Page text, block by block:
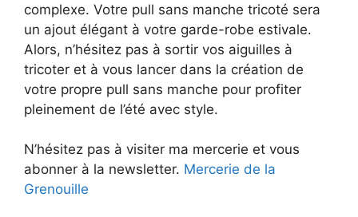
d
e
o
complexe. Votre pull sans manche tricoté sera
un ajout élégant à votre garde-robe estivale.
Alors, n’hésitez pas à sortir vos aiguilles à
tricoter et à vous lancer dans la création de
votre propre pull sans manche pour profiter
pleinement de l’été avec style.
N’hésitez pas à visiter ma mercerie et vous
abonner à la newsletter. Mercerie de la
Grenouille